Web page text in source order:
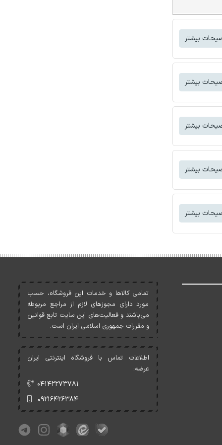
بیشتر
بیشتر
بیشتر
بیشتر
بیشتر
تمامی کالاها و خدمات اين فروشگاه، حسب
مورد دارای مجوزهای لازم از مراجع مربوطه
می‌باشند و فعاليت‌های اين سايت تابع قوانين
و مقررات جمهوری اسلامی ايران است.
اطلاعات تماس با فروشگاه اینترنتی ایران
عرضه:
۰۴۱۴۲۲۷۳۷۸۱
۰۹۲۱۶۴۲۶۳۸۴